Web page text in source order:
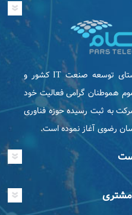
شرکت داده پردازی پارس در راستای توسعه صنعت IT كشور و
هموطنان گرامی فعاليت خود
اولین شرکت به ثبت رسیده حوزه فناوری
رضوی آغاز نموده است.